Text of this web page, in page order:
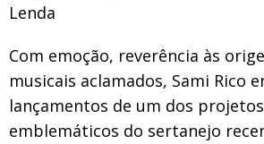
Lenda
Com emoção, reverência às
musicais aclamados, Sami Rico
lançamentos de um dos
emblemáticos do sertanejo